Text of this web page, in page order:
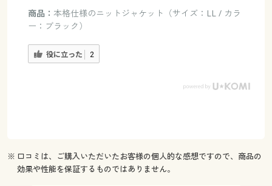
商品： 本格仕様のニットジャケット（サイズ：LL / カラ
ー：ブラック）
役に立った 2
※ 口コミは、ご購入いただいたお客様の個人的な感想ですので、商品の
効果や性能を保証するものではありません。